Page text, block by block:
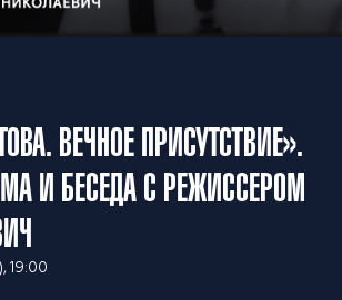
ВЕЧНОЕ ПРИСУТСТВИЕ».
И БЕСЕДА С РЕЖИССЕРОМ
19:00